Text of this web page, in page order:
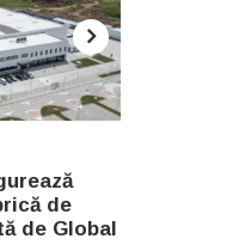
de
de Global